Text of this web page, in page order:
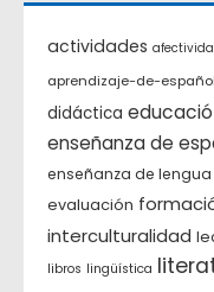
actividades
aprendizaje-de-español
didáctica
enseñanza de
enseñanza de
evaluación
interculturalidad
libros lingüística